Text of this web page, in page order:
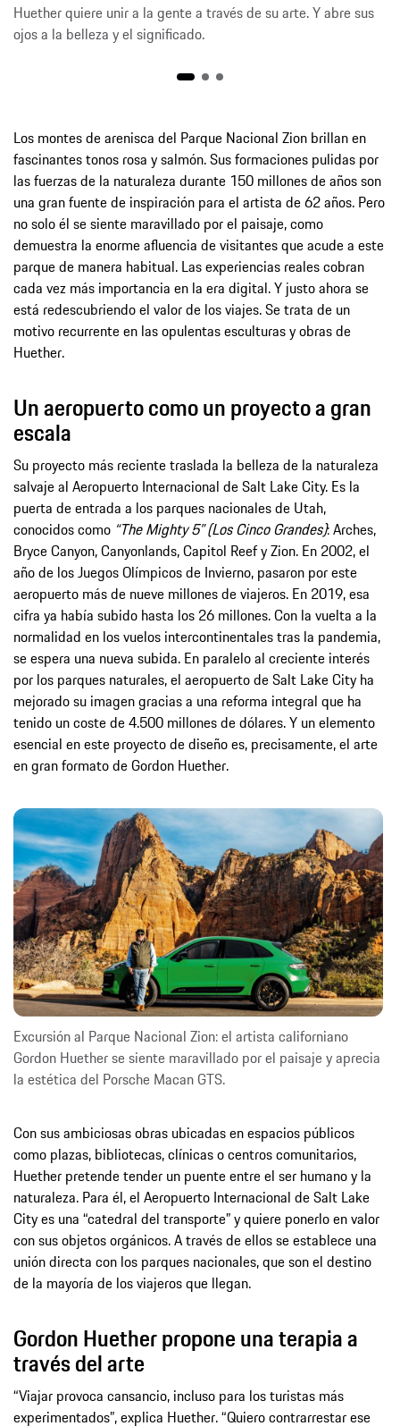
Huether quiere unir a la gente a través de su arte. Y abre sus
ojos a la belleza y el significado.
Los montes de arenisca del Parque Nacional Zion brillan en
fascinantes tonos rosa y salmón. Sus formaciones pulidas por
las fuerzas de la naturaleza durante 150 millones de años son
una gran fuente de inspiración para el artista de 62 años. Pero
no solo él se siente maravillado por el paisaje, como
demuestra la enorme afluencia de visitantes que acude a este
parque de manera habitual. Las experiencias reales cobran
cada vez más importancia en la era digital. Y justo ahora se
está redescubriendo el valor de los viajes. Se trata de un
motivo recurrente en las opulentas esculturas y obras de
Huether.
Un aeropuerto como un proyecto a gran
escala
Su proyecto más reciente traslada la belleza de la naturaleza
salvaje al Aeropuerto Internacional de Salt Lake City. Es la
puerta de entrada a los parques nacionales de Utah,
conocidos como “The Mighty 5” (Los Cinco Grandes): Arches,
Bryce Canyon, Canyonlands, Capitol Reef y Zion. En 2002, el
año de los Juegos Olímpicos de Invierno, pasaron por este
aeropuerto más de nueve millones de viajeros. En 2019, esa
cifra ya había subido hasta los 26 millones. Con la vuelta a la
normalidad en los vuelos intercontinentales tras la pandemia,
se espera una nueva subida. En paralelo al creciente interés
por los parques naturales, el aeropuerto de Salt Lake City ha
mejorado su imagen gracias a una reforma integral que ha
tenido un coste de 4.500 millones de dólares. Y un elemento
esencial en este proyecto de diseño es, precisamente, el arte
en gran formato de Gordon Huether.
Excursión al Parque Nacional Zion: el artista californiano
Gordon Huether se siente maravillado por el paisaje y aprecia
la estética del Porsche Macan GTS.
Con sus ambiciosas obras ubicadas en espacios públicos
como plazas, bibliotecas, clínicas o centros comunitarios,
Huether pretende tender un puente entre el ser humano y la
naturaleza. Para él, el Aeropuerto Internacional de Salt Lake
City es una “catedral del transporte” y quiere ponerlo en valor
con sus objetos orgánicos. A través de ellos se establece una
unión directa con los parques nacionales, que son el destino
de la mayoría de los viajeros que llegan.
Gordon Huether propone una terapia a
través del arte
“Viajar provoca cansancio, incluso para los turistas más
experimentados”, explica Huether. “Quiero contrarrestar ese